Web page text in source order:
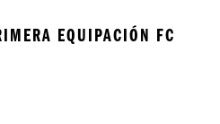
EQUIPACIÓN FC